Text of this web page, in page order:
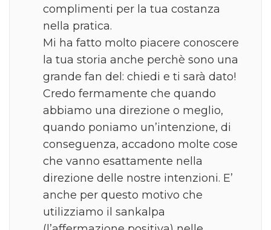
complimenti per la tua costanza
nella pratica.
Mi ha fatto molto piacere conoscere
la tua storia anche perchè sono una
grande fan del: chiedi e ti sarà dato!
Credo fermamente che quando
abbiamo una direzione o meglio,
quando poniamo un’intenzione, di
conseguenza, accadono molte cose
che vanno esattamente nella
direzione delle nostre intenzioni. E’
anche per questo motivo che
utilizziamo il sankalpa